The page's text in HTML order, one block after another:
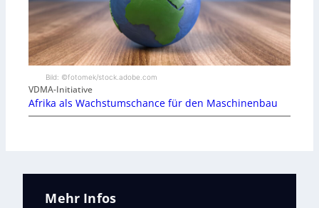
Bild: ©fotomek/stock.adobe.com
VDMA-Initiative
Afrika als Wachstumschance für den Maschinenbau
Mehr Infos